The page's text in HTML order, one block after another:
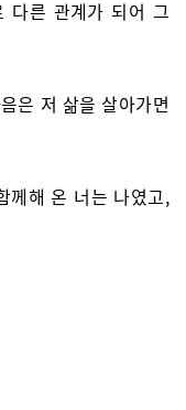
다른 관계가 되어 그
은 저 삶을 살아가면
께해 온 너는 나였고,